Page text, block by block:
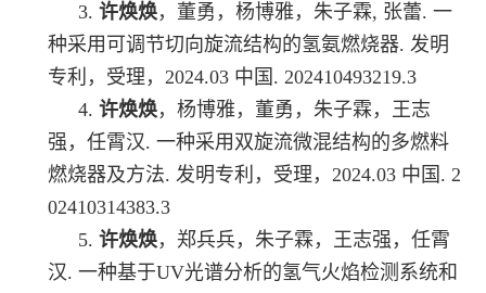
3. 许焕焕，董勇，杨博雅，朱子霖, 张蕾. 一
种采用可调节切向旋流结构的氢氨燃烧器. 发明
专利，受理，2024.03 中国. 202410493219.3
4. 许焕焕，杨博雅，董勇，朱子霖，王志
强，任霄汉. 一种采用双旋流微混结构的多燃料
燃烧器及方法. 发明专利，受理，2024.03 中国. 2
02410314383.3
5. 许焕焕，郑兵兵，朱子霖，王志强，任霄
汉. 一种基于UV光谱分析的氢气火焰检测系统和